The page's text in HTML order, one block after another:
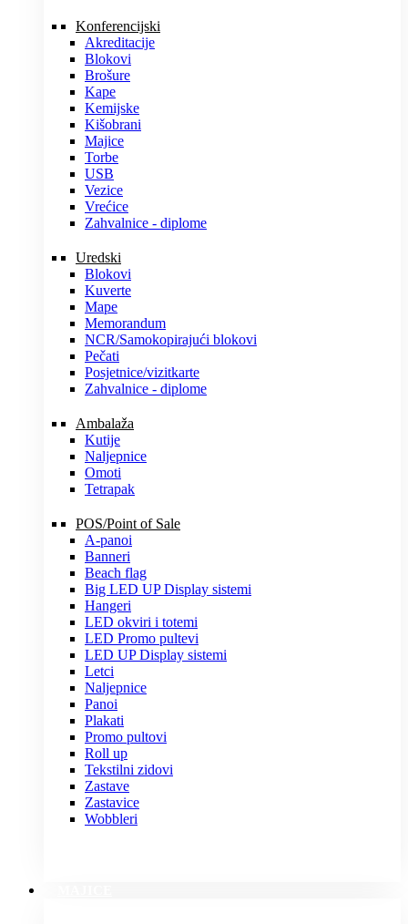
Konferencijski
Akreditacije
Blokovi
Brošure
Kape
Kemijske
Kišobrani
Majice
Torbe
USB
Vezice
Vrećice
Zahvalnice - diplome
Uredski
Blokovi
Kuverte
Mape
Memorandum
NCR/Samokopirajući blokovi
Pečati
Posjetnice/vizitkarte
Zahvalnice - diplome
Ambalaža
Kutije
Naljepnice
Omoti
Tetrapak
POS/Point of Sale
A-panoi
Banneri
Beach flag
Big LED UP Display sistemi
Hangeri
LED okviri i totemi
LED Promo pultevi
LED UP Display sistemi
Letci
Naljepnice
Panoi
Plakati
Promo pultovi
Roll up
Tekstilni zidovi
Zastave
Zastavice
Wobbleri